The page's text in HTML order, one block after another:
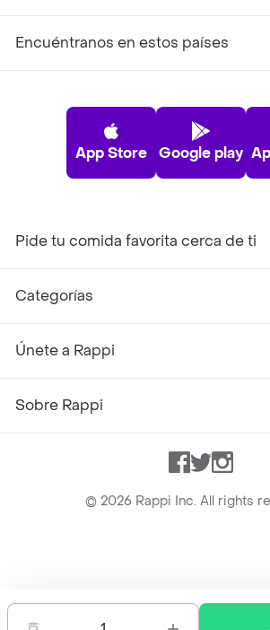
Encuéntranos en estos países
App Store Google play
Pide tu comida favorita cerca de ti
Categorías
Únete a Rappi
Sobre Rappi
Facebook
Twitter
© 2026 Rappi Inc. All rights